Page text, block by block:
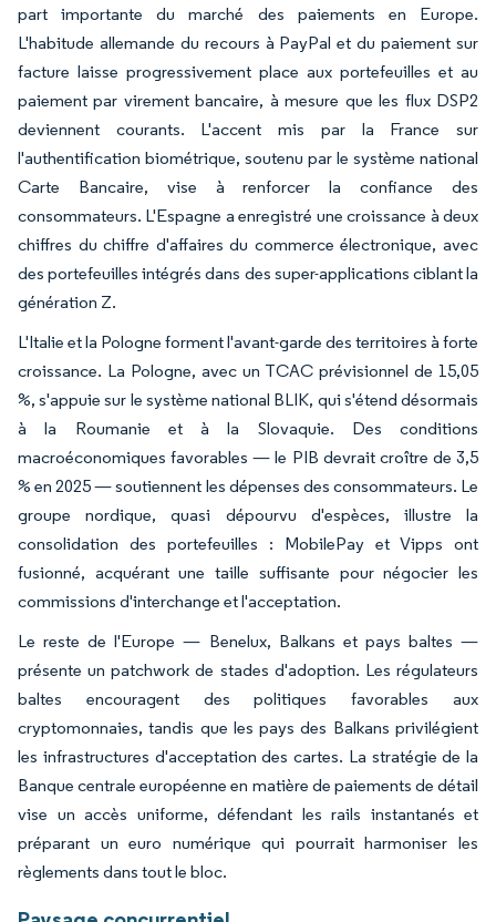
part importante du marché des paiements en Europe.
L'habitude allemande du recours à PayPal et du paiement sur
facture laisse progressivement place aux portefeuilles et au
paiement par virement bancaire, à mesure que les flux DSP2
deviennent courants. L'accent mis par la France sur
l'authentification biométrique, soutenu par le système national
Carte Bancaire, vise à renforcer la confiance des
consommateurs. L'Espagne a enregistré une croissance à deux
chiffres du chiffre d'affaires du commerce électronique, avec
des portefeuilles intégrés dans des super-applications ciblant la
génération Z.
L'Italie et la Pologne forment l'avant-garde des territoires à forte
croissance. La Pologne, avec un TCAC prévisionnel de 15,05
%, s'appuie sur le système national BLIK, qui s'étend désormais
à la Roumanie et à la Slovaquie. Des conditions
macroéconomiques favorables — le PIB devrait croître de 3,5
% en 2025 — soutiennent les dépenses des consommateurs. Le
groupe nordique, quasi dépourvu d'espèces, illustre la
consolidation des portefeuilles : MobilePay et Vipps ont
fusionné, acquérant une taille suffisante pour négocier les
commissions d'interchange et l'acceptation.
Le reste de l'Europe — Benelux, Balkans et pays baltes —
présente un patchwork de stades d'adoption. Les régulateurs
baltes encouragent des politiques favorables aux
cryptomonnaies, tandis que les pays des Balkans privilégient
les infrastructures d'acceptation des cartes. La stratégie de la
Banque centrale européenne en matière de paiements de détail
vise un accès uniforme, défendant les rails instantanés et
préparant un euro numérique qui pourrait harmoniser les
règlements dans tout le bloc.